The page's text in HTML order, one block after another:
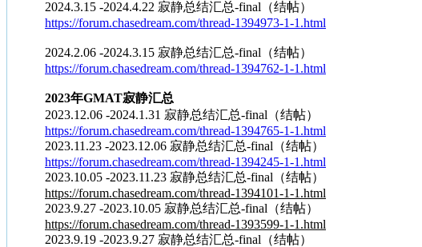
2024.3.15 -2024.4.22 寂静总结汇总-final（结帖）
https://forum.chasedream.com/thread-1394973-1-1.html
2024.2.06 -2024.3.15 寂静总结汇总-final（结帖）
https://forum.chasedream.com/thread-1394762-1-1.html
2023年GMAT寂静汇总
2023.12.06 -2024.1.31 寂静总结汇总-final（结帖）
https://forum.chasedream.com/thread-1394765-1-1.html
2023.11.23 -2023.12.06 寂静总结汇总-final（结帖）
https://forum.chasedream.com/thread-1394245-1-1.html
2023.10.05 -2023.11.23 寂静总结汇总-final（结帖）
https://forum.chasedream.com/thread-1394101-1-1.html
2023.9.27 -2023.10.05 寂静总结汇总-final（结帖）
https://forum.chasedream.com/thread-1393599-1-1.html
2023.9.19 -2023.9.27 寂静总结汇总-final（结帖）